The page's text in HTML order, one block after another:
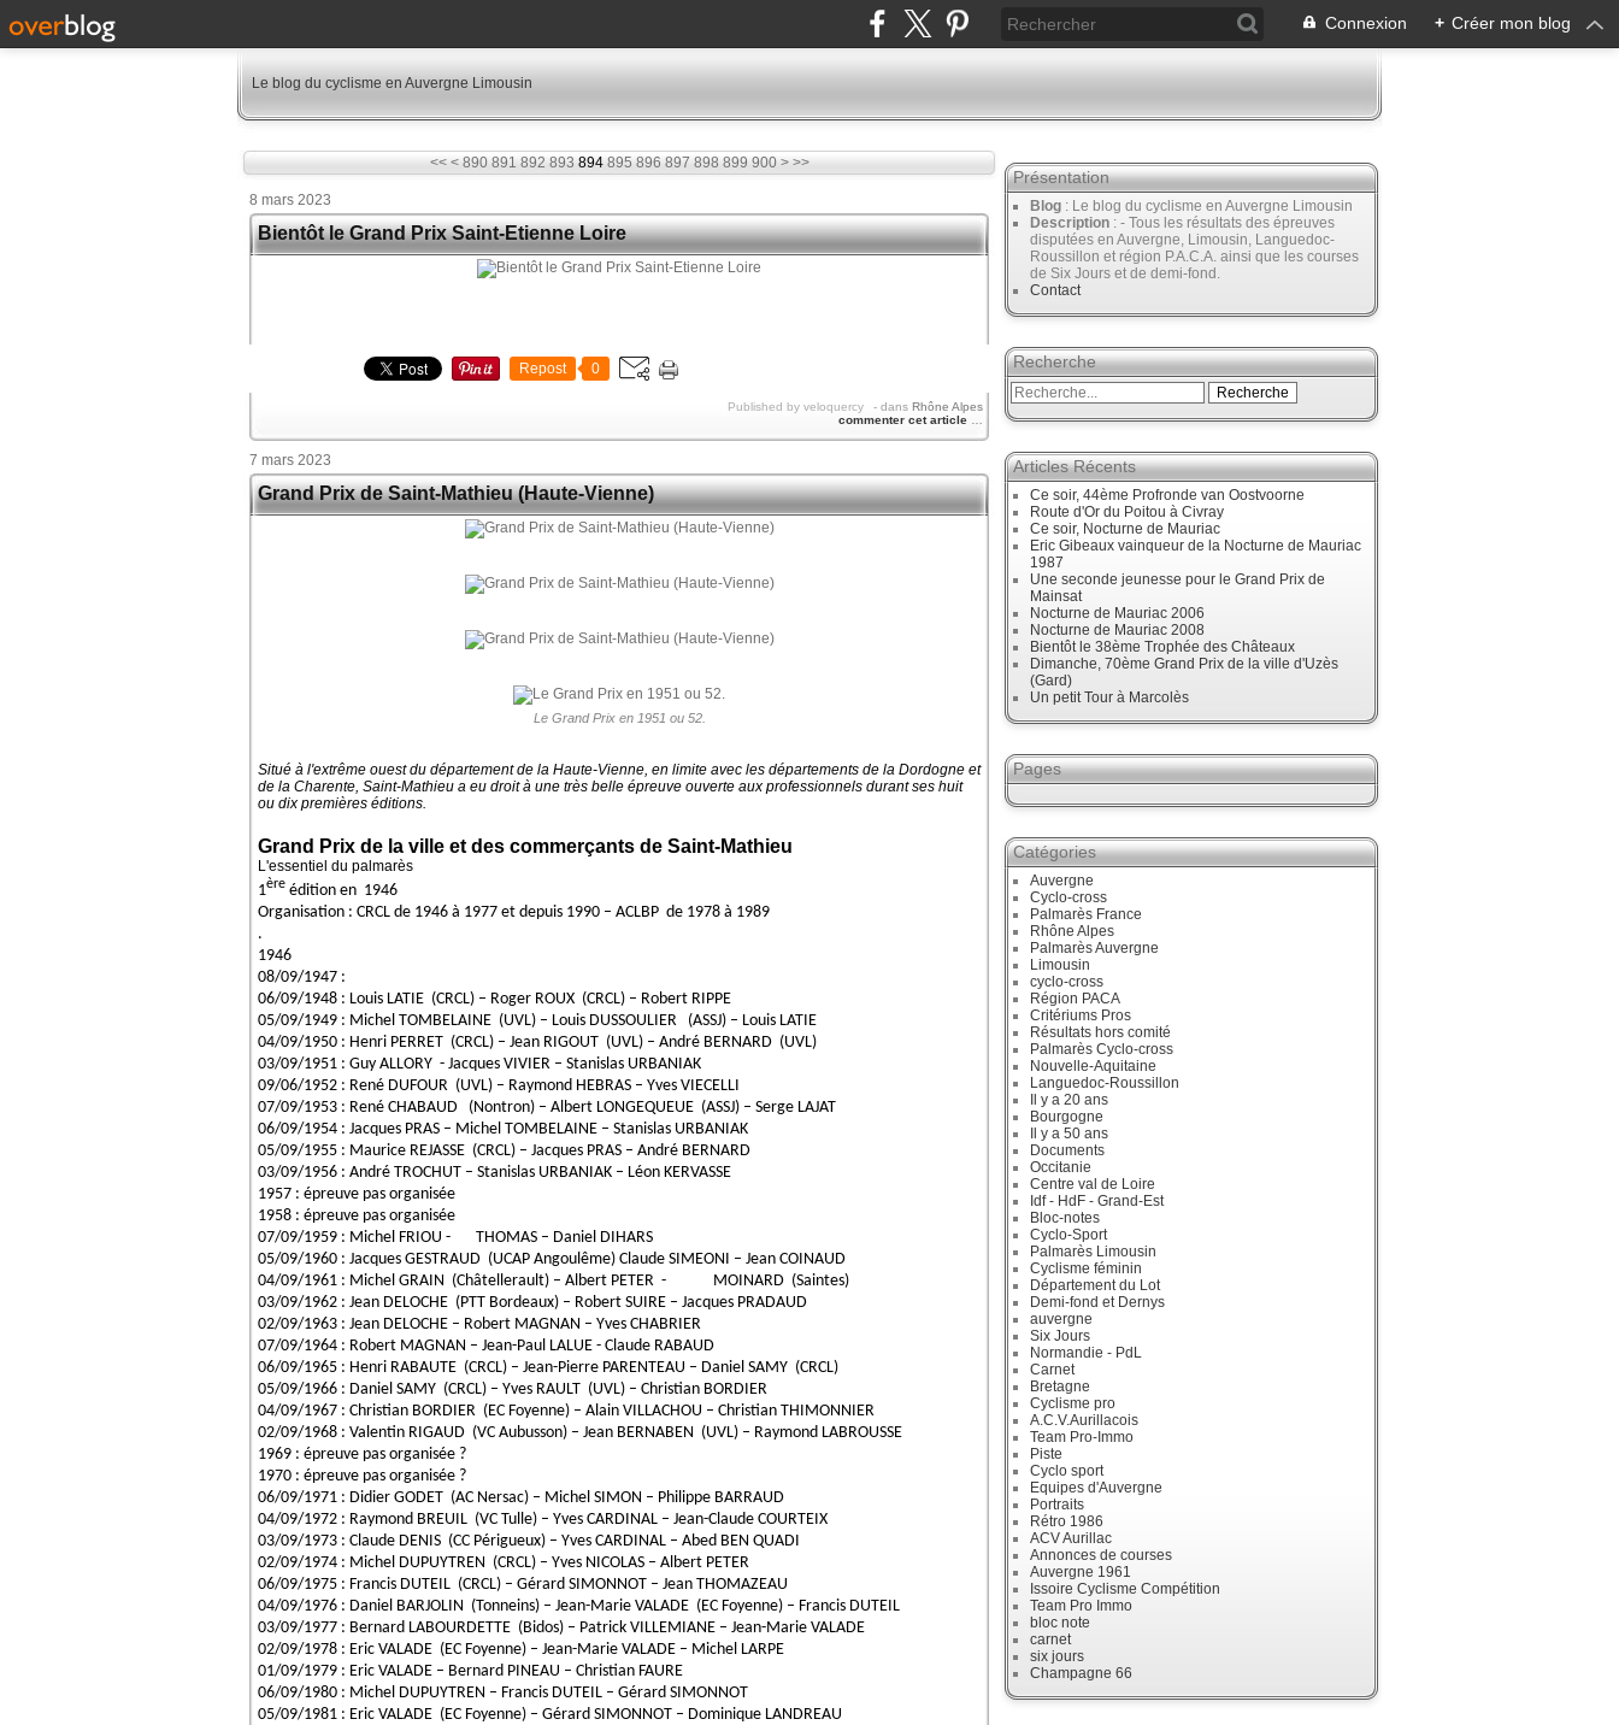
Connexion + Créer mon blog
Le blog du cyclisme en Auvergne Limousin
<< < 800
810
820
830
840
850
860
870
880
890 891 892 893 894 895 896 897 898 899 900 1000
1100
1200
1300
1400
1500
1600
1700
1800
1900
2000
2100
2200
2300
2400
2500
2600
2700
> >>
8 mars 2023
Bientôt le Grand Prix Saint-Etienne Loire
Repost 0
Published by veloquercy - dans Rhône Alpes
commenter cet article
7 mars 2023
Grand Prix de Saint-Mathieu (Haute-Vienne)
Le Grand Prix en 1951 ou 52.
Situé à l'extrême ouest du département de la Haute-Vienne, en limite avec les départements de la Dordogne et
de la Charente, Saint-Mathieu a eu droit à une très belle épreuve ouverte aux professionnels durant ses huit
ou dix premières éditions.
Grand Prix de la ville et des commerçants de Saint-Mathieu
L'essentiel du palmarès
1ère édition en 1946
Organisation : CRCL de 1946 à 1977 et depuis 1990 – ACLBP de 1978 à 1989
.
1946
08/09/1947 :
06/09/1948 : Louis LATIE (CRCL) – Roger ROUX (CRCL) – Robert RIPPE
05/09/1949 : Michel TOMBELAINE (UVL) – Louis DUSSOULIER (ASSJ) – Louis LATIE
04/09/1950 : Henri PERRET (CRCL) – Jean RIGOUT (UVL) – André BERNARD (UVL)
03/09/1951 : Guy ALLORY - Jacques VIVIER – Stanislas URBANIAK
09/06/1952 : René DUFOUR (UVL) – Raymond HEBRAS – Yves VIECELLI
07/09/1953 : René CHABAUD (Nontron) – Albert LONGEQUEUE (ASSJ) – Serge LAJAT
06/09/1954 : Jacques PRAS – Michel TOMBELAINE – Stanislas URBANIAK
05/09/1955 : Maurice REJASSE (CRCL) – Jacques PRAS – André BERNARD
03/09/1956 : André TROCHUT – Stanislas URBANIAK – Léon KERVASSE
1957 : épreuve pas organisée
1958 : épreuve pas organisée
07/09/1959 : Michel FRIOU - THOMAS – Daniel DIHARS
05/09/1960 : Jacques GESTRAUD (UCAP Angoulême) Claude SIMEONI – Jean COINAUD
04/09/1961 : Michel GRAIN (Châtellerault) – Albert PETER - MOINARD (Saintes)
03/09/1962 : Jean DELOCHE (PTT Bordeaux) – Robert SUIRE – Jacques PRADAUD
02/09/1963 : Jean DELOCHE – Robert MAGNAN – Yves CHABRIER
07/09/1964 : Robert MAGNAN – Jean-Paul LALUE - Claude RABAUD
06/09/1965 : Henri RABAUTE (CRCL) – Jean-Pierre PARENTEAU – Daniel SAMY (CRCL)
05/09/1966 : Daniel SAMY (CRCL) – Yves RAULT (UVL) – Christian BORDIER
04/09/1967 : Christian BORDIER (EC Foyenne) – Alain VILLACHOU – Christian THIMONNIER
02/09/1968 : Valentin RIGAUD (VC Aubusson) – Jean BERNABEN (UVL) – Raymond LABROUSSE
1969 : épreuve pas organisée ?
1970 : épreuve pas organisée ?
06/09/1971 : Didier GODET (AC Nersac) – Michel SIMON – Philippe BARRAUD
04/09/1972 : Raymond BREUIL (VC Tulle) – Yves CARDINAL – Jean-Claude COURTEIX
03/09/1973 : Claude DENIS (CC Périgueux) – Yves CARDINAL – Abed BEN QUADI
02/09/1974 : Michel DUPUYTREN (CRCL) – Yves NICOLAS – Albert PETER
06/09/1975 : Francis DUTEIL (CRCL) – Gérard SIMONNOT – Jean THOMAZEAU
04/09/1976 : Daniel BARJOLIN (Tonneins) – Jean-Marie VALADE (EC Foyenne) – Francis DUTEIL
03/09/1977 : Bernard LABOURDETTE (Bidos) – Patrick VILLEMIANE – Jean-Marie VALADE
02/09/1978 : Eric VALADE (EC Foyenne) – Jean-Marie VALADE – Michel LARPE
01/09/1979 : Eric VALADE – Bernard PINEAU – Christian FAURE
06/09/1980 : Michel DUPUYTREN – Francis DUTEIL – Gérard SIMONNOT
05/09/1981 : Eric VALADE (EC Foyenne) – Gérard SIMONNOT – Dominique LANDREAU
Présentation
Blog : Le blog du cyclisme en Auvergne Limousin
Description : - Tous les résultats des épreuves
disputées en Auvergne, Limousin, Languedoc-
Roussillon et région P.A.C.A. ainsi que les courses
de Six Jours et de demi-fond.
Contact
Recherche
Articles Récents
Ce soir, 44ème Profronde van Oostvoorne
Route d'Or du Poitou à Civray
Ce soir, Nocturne de Mauriac
Eric Gibeaux vainqueur de la Nocturne de Mauriac
1987
Une seconde jeunesse pour le Grand Prix de
Mainsat
Nocturne de Mauriac 2006
Nocturne de Mauriac 2008
Bientôt le 38ème Trophée des Châteaux
Dimanche, 70ème Grand Prix de la ville d'Uzès
(Gard)
Un petit Tour à Marcolès
Pages
Catégories
Auvergne
Cyclo-cross
Palmarès France
Rhône Alpes
Palmarès Auvergne
Limousin
cyclo-cross
Région PACA
Critériums Pros
Résultats hors comité
Palmarès Cyclo-cross
Nouvelle-Aquitaine
Languedoc-Roussillon
Il y a 20 ans
Bourgogne
Il y a 50 ans
Documents
Occitanie
Centre val de Loire
Idf - HdF - Grand-Est
Bloc-notes
Cyclo-Sport
Palmarès Limousin
Cyclisme féminin
Département du Lot
Demi-fond et Dernys
auvergne
Six Jours
Normandie - PdL
Carnet
Bretagne
Cyclisme pro
A.C.V.Aurillacois
Team Pro-Immo
Piste
Cyclo sport
Equipes d'Auvergne
Portraits
Rétro 1986
ACV Aurillac
Annonces de courses
Auvergne 1961
Issoire Cyclisme Compétition
Team Pro Immo
bloc note
carnet
six jours
Champagne 66